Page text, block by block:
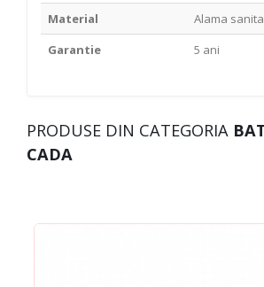
Material
Alama
Garantie
5 ani
PRODUSE DIN CATEGORIA
CADA